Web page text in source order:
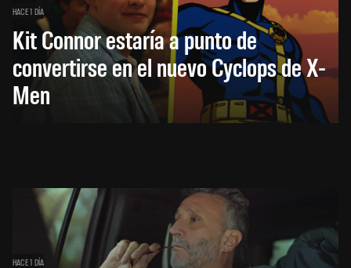
HACE 1 DÍA
Kit Connor estaría a punto de
convertirse en el nuevo Cyclops de X-
Men
HACE 1 DÍA